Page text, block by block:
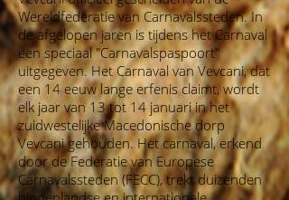
Wereldfederatie van Carnavalssteden. In
de afgelopen jaren is tijdens het Carnaval
een speciaal "Carnavalspaspoort"
uitgegeven. Het Carnaval van Vevcani, dat
een 14 eeuw lange erfenis claimt, wordt
elk jaar van 13 tot 14 januari in het
zuidwestelijke Macedonische dorp
Vevcani gehouden. Het carnaval, erkend
door de Federatie van Europese
Carnavalssteden (FECC), trekt duizenden